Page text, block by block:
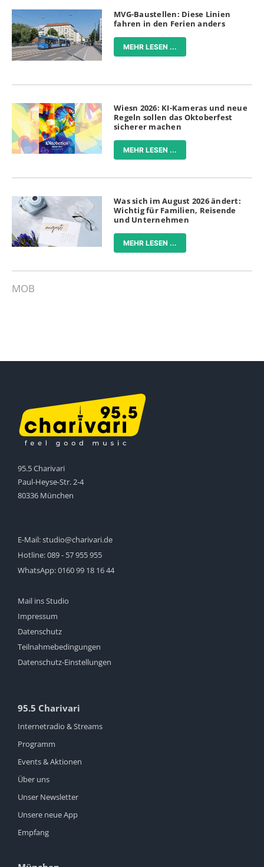
MVG-Baustellen: Diese Linien
fahren in den Ferien anders
MEHR LESEN ...
Wiesn 2026: KI-Kameras und neue
Regeln sollen das Oktoberfest
sicherer machen
MEHR LESEN ...
Was sich im August 2026 ändert:
Wichtig für Familien, Reisende
und Unternehmen
MEHR LESEN ...
MOB
95.5 Charivari
Paul-Heyse-Str. 2-4
80336 München
E-Mail:studio@charivari.de
Hotline:089 - 57 955 955
WhatsApp:0160 99 18 16 44
Mail ins Studio
Impressum
Datenschutz
Teilnahmebedingungen
Datenschutz-Einstellungen
95.5 Charivari
Internetradio & Streams
Programm
Events & Aktionen
Über uns
Unser Newsletter
Unsere neue App
Empfang